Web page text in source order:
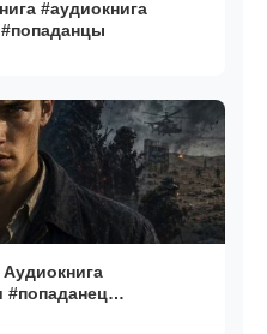
#аудиокнига
#попаданец